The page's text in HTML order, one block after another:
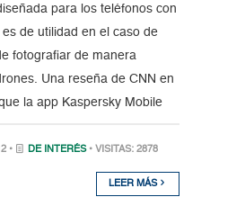
para los teléfonos con
de utilidad en el caso de
fotografiar de manera
Una reseña de CNN en
la app Kaspersky Mobile
• DE INTERÉS • VISITAS: 2878
LEER MÁS